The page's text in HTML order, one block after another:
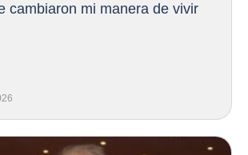
cambiaron mi manera de vivir